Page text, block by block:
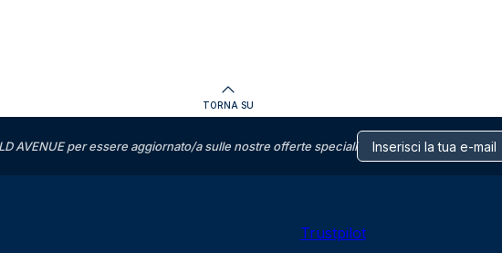
TORNA SU
AVENUE per essere aggiornato/a sulle nostre offerte speciali
Trustpilot